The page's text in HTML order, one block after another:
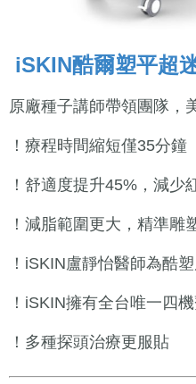
iSKIN酷爾塑平超
原廠種子講師帶領團隊，
！療程時間縮短僅35分鐘
！舒適度提升45%，減少
！減脂範圍更大，精準雕
！iSKIN盧靜怡醫師為酷
！iSKIN擁有全台唯一四
！多種探頭治療更服貼